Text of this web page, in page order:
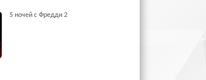
5 ночей с Фредди 2